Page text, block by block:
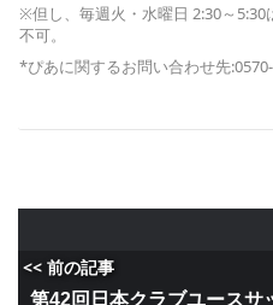
※但し、毎週火・水曜日 2:30～
不可。
*ぴあに関するお問い合わせ先:0570-
<< 前の記事
第42回日本クラブユース